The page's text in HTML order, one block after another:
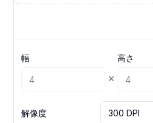
幅
×
高さ
解像度 300 DPI